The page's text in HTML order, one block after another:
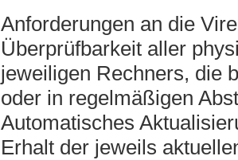
Anforderungen an die
Überprüfbarkeit aller
jeweiligen Rechners, die
oder in regelmäßigen
Automatisches
Erhalt der jeweils